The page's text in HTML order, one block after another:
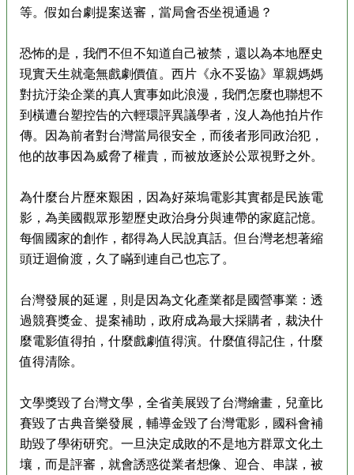
等。假如台劇提案送審，當局會否坐視通過？
恐怖的是，我們不但不知道自己被禁，還以為本地歷史
現實天生就毫無戲劇價值。西片《永不妥協》單親媽媽
對抗汙染企業的真人實事如此浪漫，我們怎麼也聯想不
到橫遭台塑控告的六輕環評異議學者，沒人為他拍片作
傳。因為前者對台灣當局很安全，而後者形同政治犯，
他的故事因為威脅了權貴，而被放逐於公眾視野之外。
為什麼台片歷來艱困，因為好萊塢電影其實都是民族電
影，為美國觀眾形塑歷史政治身分與連帶的家庭記憶。
每個國家的創作，都得為人民說真話。但台灣老想著縮
頭迂迴偷渡，久了瞞到連自己也忘了。
台灣發展的延遲，則是因為文化產業都是國營事業：透
過競賽獎金、提案補助，政府成為最大採購者，裁決什
麼電影值得拍，什麼戲劇值得演。什麼值得記住，什麼
值得清除。
文學獎毀了台灣文學，全省美展毀了台灣繪畫，兒童比
賽毀了古典音樂發展，輔導金毀了台灣電影，國科會補
助毀了學術研究。一旦決定成敗的不是地方群眾文化土
壤，而是評審，就會誘惑從業者想像、迎合、串謀，被